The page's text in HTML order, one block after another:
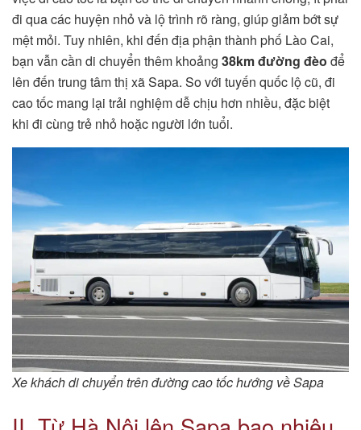
đi qua các huyện nhỏ và lộ trình rõ ràng, giúp giảm bớt sự
mệt mỏi. Tuy nhiên, khi đến địa phận thành phố Lào Cai,
bạn vẫn cần di chuyển thêm khoảng 38km đường đèo để
lên đến trung tâm thị xã Sapa. So với tuyến quốc lộ cũ, đi
cao tốc mang lại trải nghiệm dễ chịu hơn nhiều, đặc biệt
khi đi cùng trẻ nhỏ hoặc người lớn tuổi.
Xe khách di chuyển trên đường cao tốc hướng về Sapa